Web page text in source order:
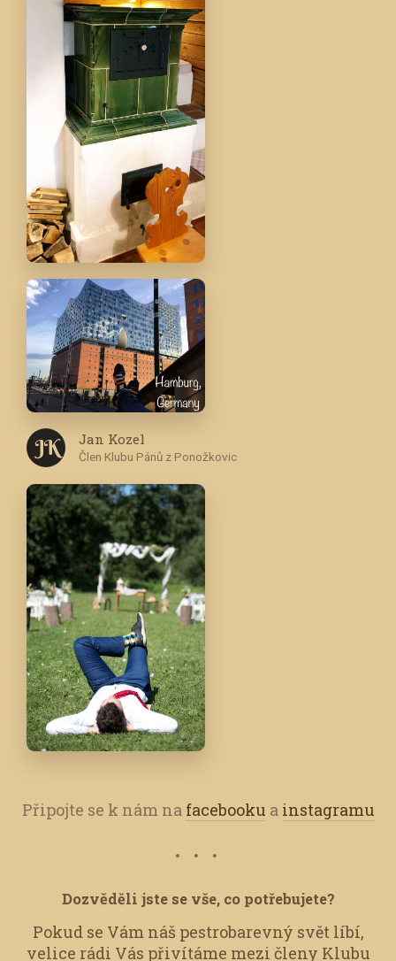
J K Jan Kozel
Člen Klubu Pánů z Ponožkovic
Připojte se k nám na facebooku a instagramu
Dozvěděli jste se vše, co potřebujete?
Pokud se Vám náš pestrobarevný svět líbí,
velice rádi Vás přivítáme mezi členy Klubu